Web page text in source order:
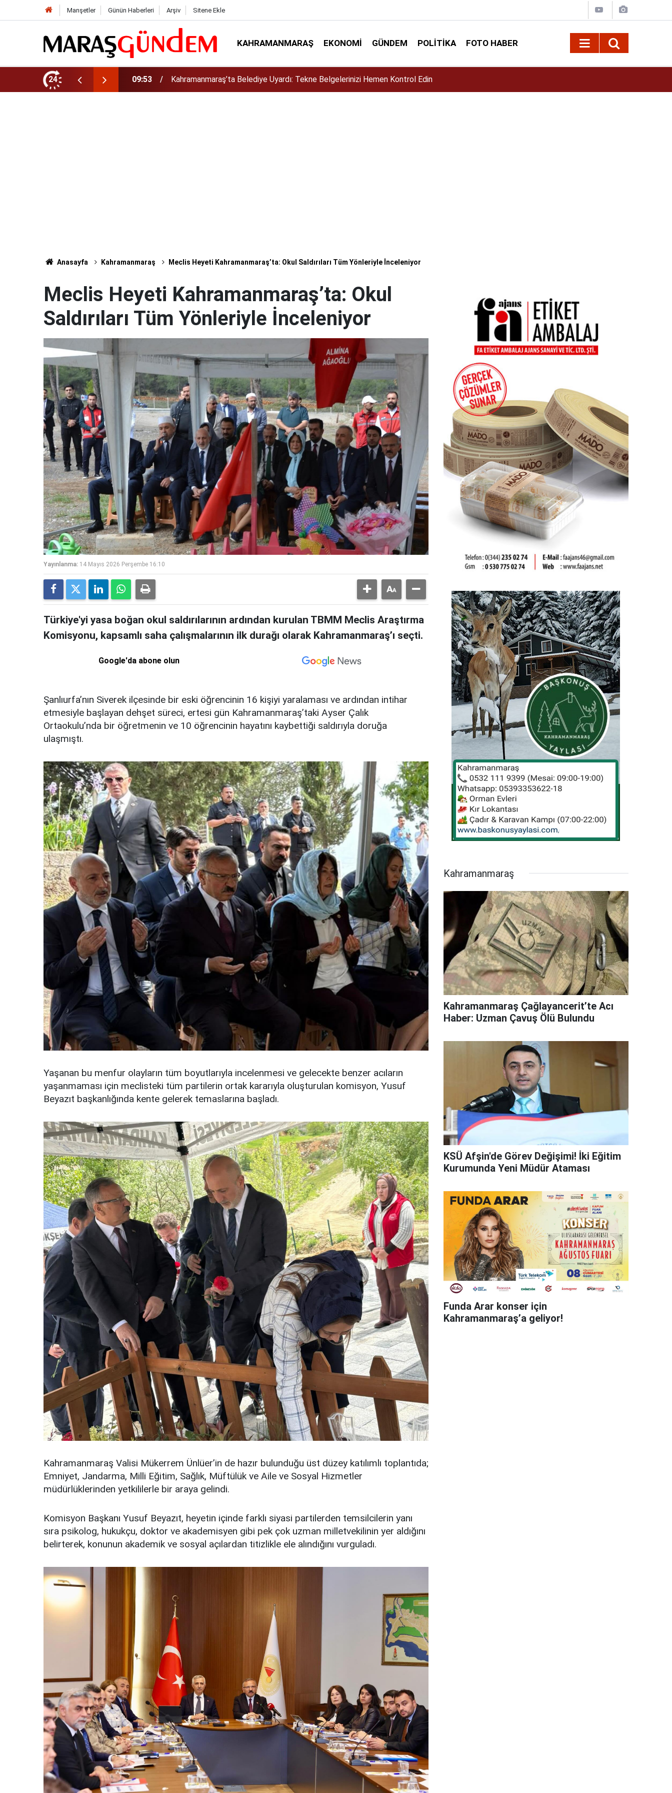
Manşetler Günün Haberleri Arşiv Sitene Ekle
KAHRAMANMARAŞ EKONOMI GÜNDEM POLITIKA FOTO HABER
24
Hemen Kontrol Edin 09:44 Uluslararası Bisiklet Yarışması’nda En Zorlu Etap Tamamlandı!
Anasayfa Kahramanmaraş Meclis Heyeti Kahramanmaraş’ta: Okul Saldırıları Tüm Yönleriyle İnceleniyor
Meclis Heyeti Kahramanmaraş’ta: Okul
Saldırıları Tüm Yönleriyle İnceleniyor
Yayınlanma: 14 Mayıs 2026 Perşembe 16:10
Türkiye'yi yasa boğan okul saldırılarının ardından kurulan TBMM Meclis Araştırma
Komisyonu, kapsamlı saha çalışmalarının ilk durağı olarak Kahramanmaraş’ı seçti.
Google'da abone olun
Şanlıurfa’nın Siverek ilçesinde bir eski öğrencinin 16 kişiyi yaralaması ve ardından intihar
etmesiyle başlayan dehşet süreci, ertesi gün Kahramanmaraş’taki Ayser Çalık
Ortaokulu’nda bir öğretmenin ve 10 öğrencinin hayatını kaybettiği saldırıyla doruğa
ulaşmıştı.
Yaşanan bu menfur olayların tüm boyutlarıyla incelenmesi ve gelecekte benzer acıların
yaşanmaması için meclisteki tüm partilerin ortak kararıyla oluşturulan komisyon, Yusuf
Beyazıt başkanlığında kente gelerek temaslarına başladı.
Kahramanmaraş Valisi Mükerrem Ünlüer’in de hazır bulunduğu üst düzey katılımlı toplantıda;
Emniyet, Jandarma, Milli Eğitim, Sağlık, Müftülük ve Aile ve Sosyal Hizmetler
müdürlüklerinden yetkililerle bir araya gelindi.
Komisyon Başkanı Yusuf Beyazıt, heyetin içinde farklı siyasi partilerden temsilcilerin yanı
sıra psikolog, hukukçu, doktor ve akademisyen gibi pek çok uzman milletvekilinin yer aldığını
belirterek, konunun akademik ve sosyal açılardan titizlikle ele alındığını vurguladı.
Kahramanmaraş
Kahramanmaraş Çağlayancerit’te Acı
Haber: Uzman Çavuş Ölü Bulundu
KSÜ Afşin'de Görev Değişimi! İki Eğitim
Kurumunda Yeni Müdür Ataması
Funda Arar konser için
Kahramanmaraş’a geliyor!